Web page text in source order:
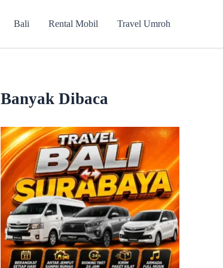
Bali Rental Mobil Travel Umroh
Banyak Dibaca